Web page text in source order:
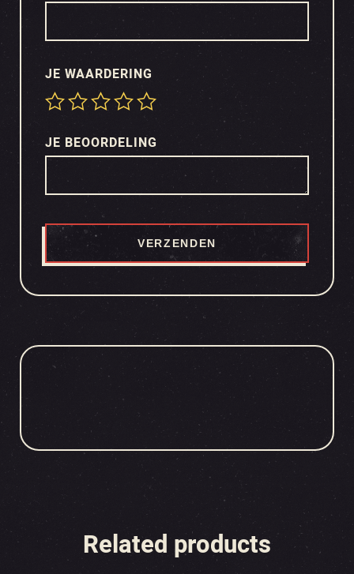
JE WAARDERING
JE BEOORDELING
Related products